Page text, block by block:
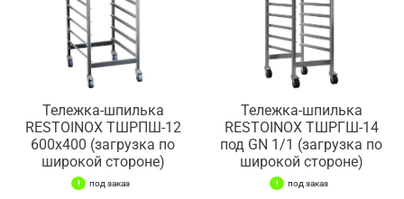
Тележка-шпилька
RESTOINOX ТШРПШ-12
600х400 (загрузка по
широкой стороне)
под заказ
Тележка-шпилька
RESTOINOX ТШРГШ-14
под GN 1/1 (загрузка по
широкой стороне)
под заказ